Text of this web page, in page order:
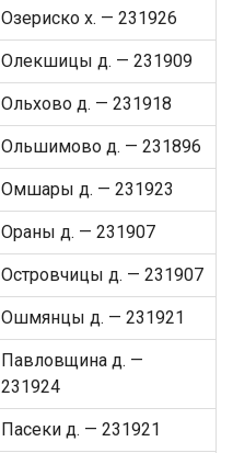
Озериско х. — 231926
Олекшицы д. — 231909
Ольхово д. — 231918
Ольшимово д. — 231896
Омшары д. — 231923
Ораны д. — 231907
Островчицы д. — 231907
Ошмянцы д. — 231921
Павловщина д. —
231924
Пасеки д. — 231921